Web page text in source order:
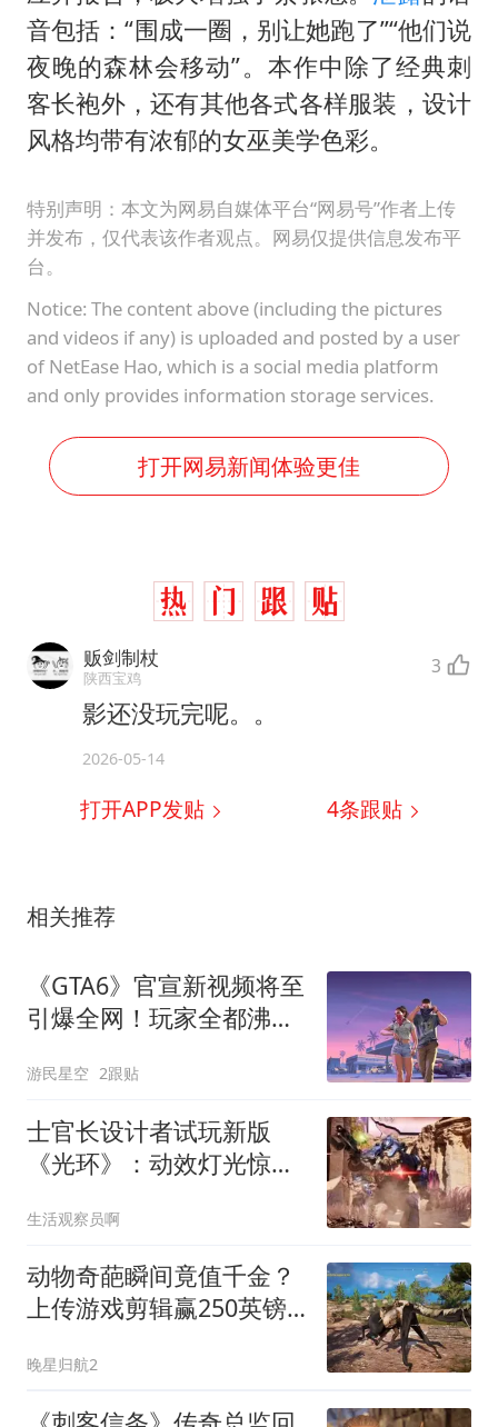
音包括：“围成一圈，别让她跑了”“他们说
夜晚的森林会移动”。本作中除了经典刺
客长袍外，还有其他各式各样服装，设计
风格均带有浓郁的女巫美学色彩。
特别声明：本文为网易自媒体平台“网易号”作者上传
并发布，仅代表该作者观点。网易仅提供信息发布平
台。
Notice: The content above (including the pictures
and videos if any) is uploaded and posted by a user
of NetEase Hao, which is a social media platform
and only provides information storage services.
打开网易新闻体验更佳
贩剑制杖
陕西宝鸡 3
影还没玩完呢。。
2026-05-14
打开APP发贴 4条跟贴
相关推荐
《GTA6》官宣新视频将至
引爆全网！玩家全都沸腾
游民星空 2跟贴
士官长设计者试玩新版
《光环》：动效灯光惊
生活观察员啊
动物奇葩瞬间竟值千金？
上传游戏剪辑赢250英镑
晚星归航2